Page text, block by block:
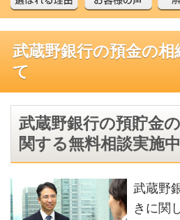
武蔵野銀行の預金の
て
武蔵野銀行の預貯金
関する無料相談実施中
武蔵野
きに関